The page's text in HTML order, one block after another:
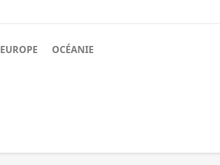
EUROPE OCÉANIE